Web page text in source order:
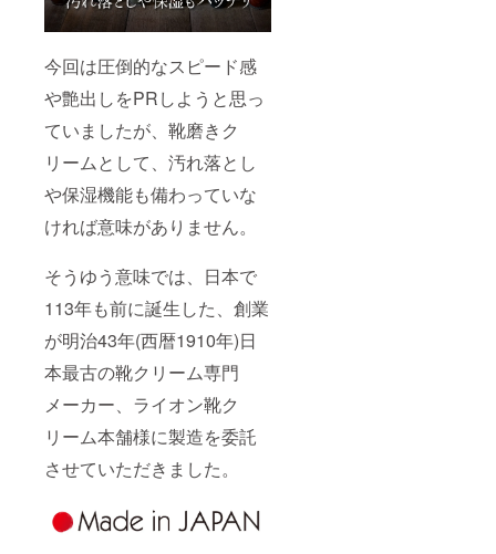
今回は圧倒的なスピード感
や艶出しをPRしようと思っ
ていましたが、靴磨きク
リームとして、汚れ落とし
や保湿機能も備わっていな
ければ意味がありません。
そうゆう意味では、日本で
113年も前に誕生した、創業
が明治43年(西暦1910年)日
本最古の靴クリーム専門
メーカー、ライオン靴ク
リーム本舗様に製造を委託
させていただきました。